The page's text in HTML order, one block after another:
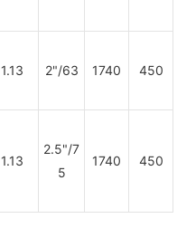
1.13 2"/63 1740 450
1.13
2.5"/7
5
1740 450